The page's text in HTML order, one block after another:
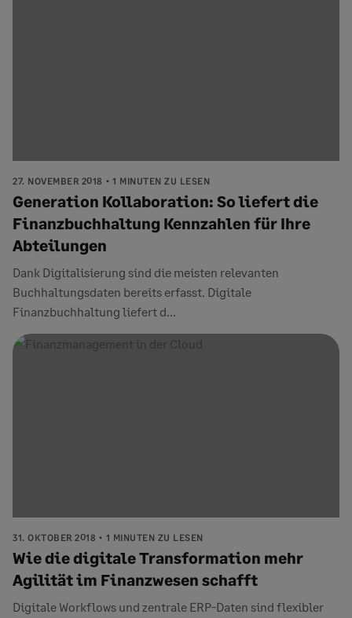
27. NOVEMBER 2018 1 MINUTEN ZU LESEN
Generation Kollaboration: So liefert die
Finanzbuchhaltung Kennzahlen für Ihre
Abteilungen
Dank Digitalisierung sind die meisten relevanten
Buchhaltungsdaten bereits erfasst. Digitale
Finanzbuchhaltung liefert d...
31. OKTOBER 2018 1 MINUTEN ZU LESEN
Wie die digitale Transformation mehr
Agilität im Finanzwesen schafft
Digitale Workflows und zentrale ERP-Daten sind flexibler